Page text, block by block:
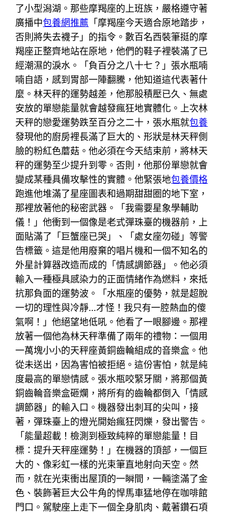
了小型潟湖。那些摩羯座的上班族，嚴格遵守著
廣播中包養網推薦 「摩羯座今天適合原地踏步，
否則將失去襪子」的指令。數百名西裝筆挺的摩
羯座正整齊地站在原地，他們的鞋子裡裝滿了已
經潮濕的淚水。「負百分之八十七？」張水瓶喃
喃自語，感到胃部一陣翻騰，他知道這代表著什
麼。林天秤的運勢越差，他那股積壓已久、無處
安放的單戀能量就會越發瘋狂地實體化。上次林
天秤的戀愛運勢跌至百分之二十，張水瓶就包養
發現他的廚房裡長滿了巨大的、形狀是林天秤側
臉的粉紅色蘑菇。他必須在今天結束前，將林天
秤的運勢至少提升到零。否則，他那份單戀就會
變成某種具備攻擊性的實體。他緊張地包養價格
跑進他堆滿了星座圖表和過期甜甜圈的地下室，
那裡放著他的秘密武器。「我需要星象學輔助
儀！」他衝到一個像是老式彈珠臺的機器前，上
面貼滿了「巨蟹座已哭」、「處女座勿碰」等警
告標籤。這是他用廢棄的唱片機和一個不知名的
外星計算器改造而成的「情感調節器」。他必須
輸入一種極具感染力的正面情緒作為燃料，來抵
抗那負面的運勢波。「水瓶座的優勢，就是超脫
一切的理性與冷靜…才怪！我只有一腔熱血的傻
氣啊！」他絕望地低吼。他看了一眼腳邊。那裡
放著一個他為林天秤準備了兩年的禮物：一個用
一萬塊小小的天秤座黃銅齒輪組成的音樂盒。他
從未送出，因為害怕被拒絕。這份害怕，就是純
度最高的單戀情感。張水瓶咬緊牙關，將那個黃
銅齒輪音樂盒砸爛，將所有的齒輪都倒入「情感
調節器」的輸入口。機器發出刺耳的尖叫，接
著，彈珠臺上的燈光開始瘋狂閃爍，發出警告。
「能量超載！檢測到極致純粹的單戀能量！目
標：提升天秤座運勢！」在機器的頂部，一個巨
大的、像彩虹一樣的光束筆直地射向天空。然
而，就在光束衝出屋頂的一瞬間，一輛塗滿了金
色、裝飾著巨大公牛角的悍馬車猛地停在咖啡館
門口。駕駛座上走下一個全身肌肉、戴著鑽石項